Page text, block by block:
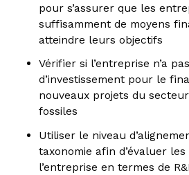
pour s’assurer que les
suffisamment de moyens
atteindre leurs objectifs
Vérifier si l’entreprise n’a
d’investissement pour le
nouveaux projets du
fossiles
Utiliser le niveau
taxonomie afin d’évaluer
l’entreprise en termes de